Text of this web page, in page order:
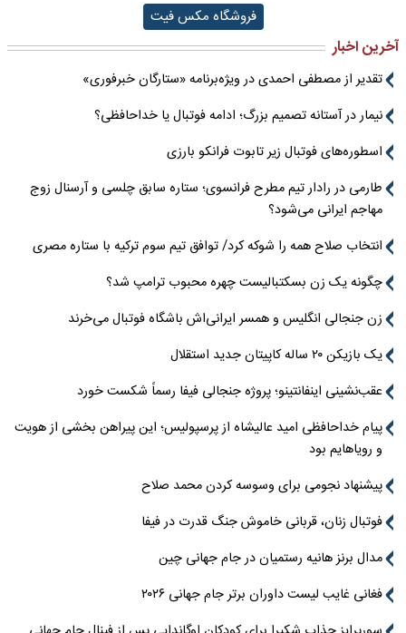
فروشگاه مکس فیت
آخرین اخبار
تقدیر از مصطفی احمدی در ویژه‌برنامه «ستارگان خبرفوری»
نیمار در آستانه تصمیم بزرگ؛ ادامه فوتبال یا خداحافظی؟
اسطوره‌های فوتبال زیر تابوت فرانکو بارزی
طارمی در رادار تیم مطرح فرانسوی؛ ستاره سابق چلسی و آرسنال زوج
مهاجم ایرانی می‌شود؟
انتخاب صلاح همه را شوکه کرد/ توافق تیم سوم ترکیه با ستاره مصری
چگونه یک زن بسکتبالیست چهره محبوب ترامپ شد؟
زن جنجالی انگلیس و همسر ایرانی‌اش باشگاه فوتبال می‌خرند
یک بازیکن ۲۰ ساله کاپیتان جدید استقلال
عقب‌نشینی اینفانتینو؛ پروژه جنجالی فیفا رسماً شکست خورد
پیام خداحافظی امید عالیشاه از پرسپولیس؛ این پیراهن بخشی از هویت
و رویاهایم بود
پیشنهاد نجومی برای وسوسه کردن محمد صلاح
فوتبال زنان، قربانی خاموش جنگ قدرت در فیفا
مدال برنز هانیه رستمیان در جام جهانی چین
فغانی غایب لیست داوران برتر جام جهانی ۲۰۲۶